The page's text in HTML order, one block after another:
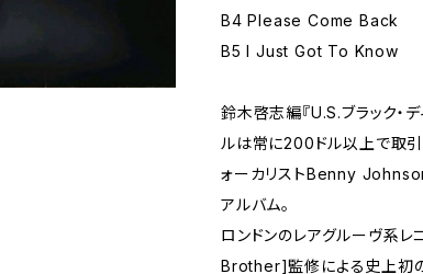
B4 Please Come Back
B5 I Just Got To Know
鈴木啓志編『U.S.ブラック・
ルは常に200ドル以上で取
ォーカリストBenny
アルバム。
ロンドンのレアグルーヴ系
Brother]監修による史上初